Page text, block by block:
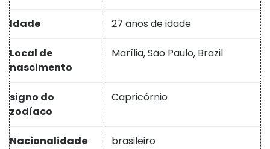
Idade 27 anos de idade
Local de
nascimento
Marília, São Paulo, Brazil
signo do
zodíaco
Capricórnio
Nacionalidade brasileiro